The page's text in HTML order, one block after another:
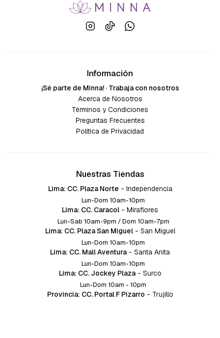
Información
¡Sé parte de Minna! · Trabaja con nosotros
Acerca de Nosotros
Términos y Condiciones
Preguntas Frecuentes
Política de Privacidad
Nuestras Tiendas
Lima: CC. Plaza Norte - Independencia
Lun-Dom 10am-10pm
Lima: CC. Caracol - Miraflores
Lun-Sab 10am-9pm / Dom 10am-7pm
Lima: CC. Plaza San Miguel - San Miguel
Lun-Dom 10am-10pm
Lima: CC. Mall Aventura - Santa Anita
Lun-Dom 10am-10pm
Lima: CC. Jockey Plaza - Surco
Lun-Dom 10am - 10pm
Provincia: CC. Portal F Pizarro - Trujillo